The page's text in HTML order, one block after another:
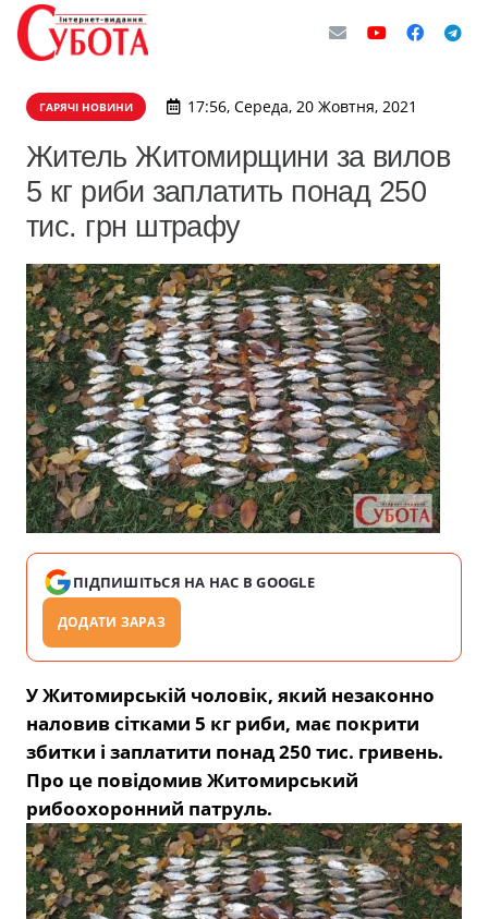
ГАРЯЧІ НОВИНИ 17:56, Середа, 20 Жовтня, 2021
Житель Житомирщини за вилов
5 кг риби заплатить понад 250
тис. грн штрафу
ПІДПИШІТЬСЯ НА НАС В GOOGLE
ДОДАТИ ЗАРАЗ
У Житомирській чоловік, який незаконно
наловив сітками 5 кг риби, має покрити
збитки і заплатити понад 250 тис. гривень.
Про це повідомив Житомирський
рибоохоронний патруль.